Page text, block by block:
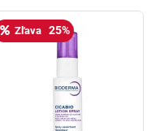
Zľava 25%